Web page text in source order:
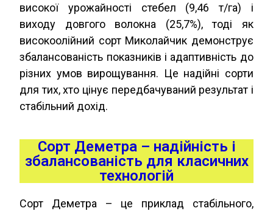
високої урожайності стебел (9,46 т/га) і
виходу довгого волокна (25,7%), тоді як
високоолійний сорт Миколайчик демонструє
збалансованість показників і адаптивність до
різних умов вирощування. Це надійні сорти
для тих, хто цінує передбачуваний результат і
стабільний дохід.
Сорт Деметра – надійність і
збалансованість для класичних
технологій
Сорт Деметра – це приклад стабільного,